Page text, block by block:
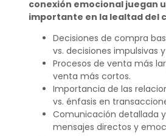
conexión emocional juegan
importante en la lealtad del
Decisiones de compra
vs. decisiones impulsivas
Procesos de venta más
venta más cortos.
Importancia de las
vs. énfasis en
Comunicación detallada
mensajes directos y